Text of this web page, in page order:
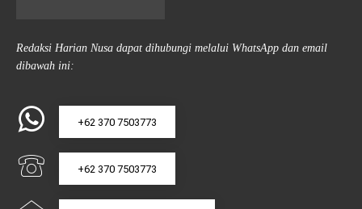
Redaksi Harian Nusa dapat dihubungi melalui WhatsApp dan email
dibawah ini:
+62 370 7503773
+62 370 7503773